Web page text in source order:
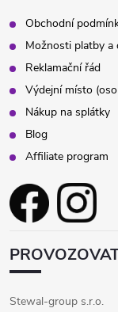
Obchodní
Možnosti platby a
Reklamační řád
Výdejní místo
Nákup na splátky
Blog
Affiliate program
Stewal-group s.r.o.